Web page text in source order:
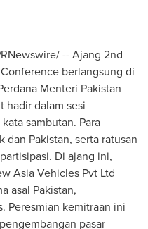
-- Ajang 2nd
berlangsung di
Menteri Pakistan
hadir dalam sesi
sambutan. Para
dan Pakistan, serta ratusan
Di ajang ini,
Asia Vehicles Pvt Ltd
asal Pakistan,
Peresmian kemitraan ini
pasar